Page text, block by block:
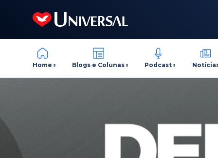
Home Blogs e Colunas Podcast